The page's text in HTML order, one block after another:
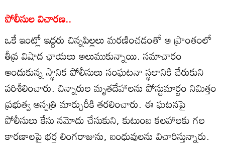
పోలీసుల విచారణ..
ఒకే ఇంట్లో ఇద్దరు చిన్నపిల్లలు మరణించడంతో ఆ ప్రాంతంలో
తీవ్ర విషాద ఛాయలు అలుముకున్నాయి. సమాచారం
అందుకున్న స్థానిక పోలీసులు సంఘటనా స్థలానికి చేరుకుని
పరిశీలించారు. చిన్నారుల మృతదేహాలను పోస్టుమార్టం నిమిత్తం
ప్రభుత్వ ఆస్పత్రి మార్చురీకి తరలించారు. ఈ ఘటనపై
పోలీసులు కేసు నమోదు చేసుకుని, కుటుంబ కలహాలకు గల
కారణాలపై భర్త లింగరాజును, బంధువులను విచారిస్తున్నారు.